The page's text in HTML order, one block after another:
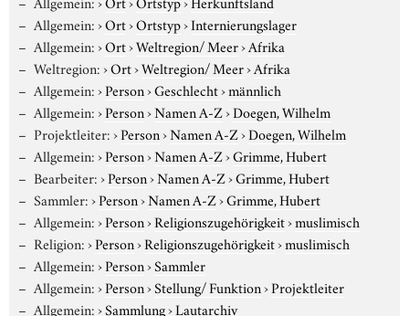
Allgemein:›Ort›Ortstyp›Internierungslager
Allgemein:›Ort›Weltregion/ Meer›Afrika
Weltregion:›Ort›Weltregion/ Meer›Afrika
Allgemein:›Person›Geschlecht›männlich
Allgemein:›Person›Namen A-Z›Doegen, Wilhelm
Projektleiter:›Person›Namen A-Z›Doegen, Wilhelm
Allgemein:›Person›Namen A-Z›Grimme, Hubert
Bearbeiter:›Person›Namen A-Z›Grimme, Hubert
Sammler:›Person›Namen A-Z›Grimme, Hubert
Allgemein:›Person›Religionszugehörigkeit›muslimisch
Religion:›Person›Religionszugehörigkeit›muslimisch
Allgemein:›Person›Sammler
Allgemein:›Person›Stellung/ Funktion›Projektleiter
Allgemein:›Sammlung›Lautarchiv